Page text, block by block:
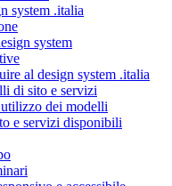
system .italia
system
al design system .italia
di sito e servizi
dei modelli
e servizi disponibili